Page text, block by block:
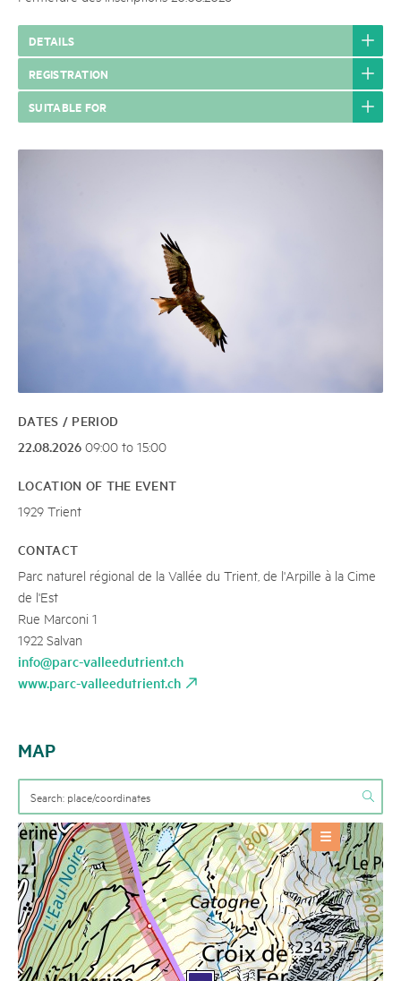
DETAILS
REGISTRATION
SUITABLE FOR
DATES / PERIOD
22.08.2026 09:00 to 15:00
LOCATION OF THE EVENT
1929 Trient
CONTACT
Parc naturel régional de la Vallée du Trient, de l'Arpille à la Cime
de l'Est
Rue Marconi 1
1922 Salvan
info@parc-valleedutrient.ch
www.parc-valleedutrient.ch
MAP
OFFERS
Event
+
BASE INFORMATION